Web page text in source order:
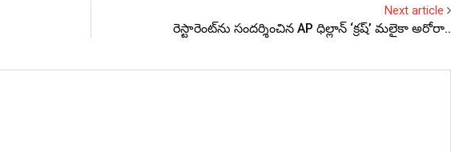
Next article
రెస్టారెంట్‌ను సందర్శించిన AP ధిల్లాన్ ‘క్రష్’ మలైకా అరోరా..